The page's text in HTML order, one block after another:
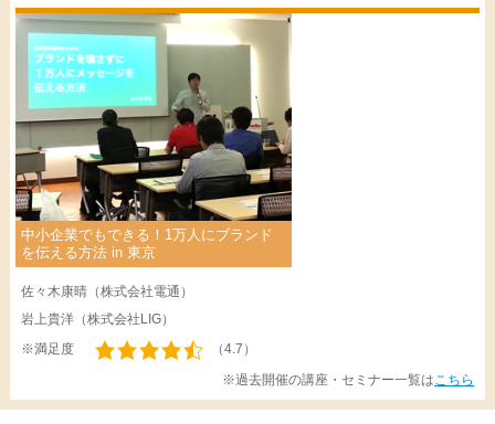
中小企業でもできる！1万人にブランド
を伝える方法 in 東京
佐々木康晴（株式会社電通）
岩上貴洋（株式会社LIG）
※満足度
（4.7）
※過去開催の講座・セミナー一覧は こちら